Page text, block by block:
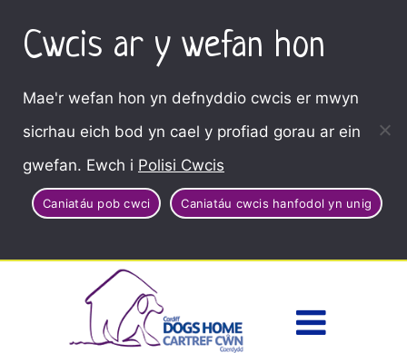
Cwcis ar y wefan hon
Mae'r wefan hon yn defnyddio cwcis er mwyn
sicrhau eich bod yn cael y profiad gorau ar ein
gwefan. Ewch i Polisi Cwcis
Caniatáu pob cwci Caniatáu cwcis hanfodol yn unig